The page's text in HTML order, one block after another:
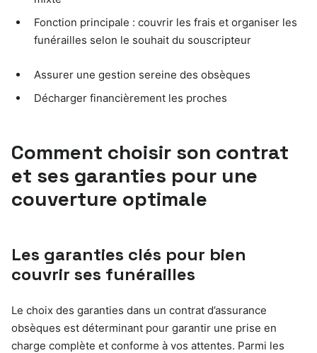
Fonction principale : couvrir les frais et organiser les
funérailles selon le souhait du souscripteur
Assurer une gestion sereine des obsèques
Décharger financièrement les proches
Comment choisir son contrat
et ses garanties pour une
couverture optimale
Les garanties clés pour bien
couvrir ses funérailles
Le choix des garanties dans un contrat d’assurance
obsèques est déterminant pour garantir une prise en
charge complète et conforme à vos attentes. Parmi les